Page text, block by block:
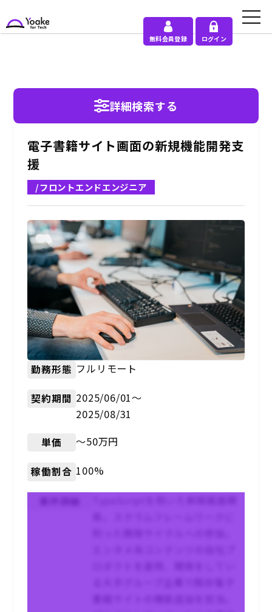
無料会員登録 ログイン
詳細検索する
電子書籍サイト画面の新規機能開発支
援
/フロントエンドエンジニア
勤務形態 フルリモート
契約期間 2025/06/01〜
2025/08/31
単価 〜50万円
稼働割合 100%
案件詳細